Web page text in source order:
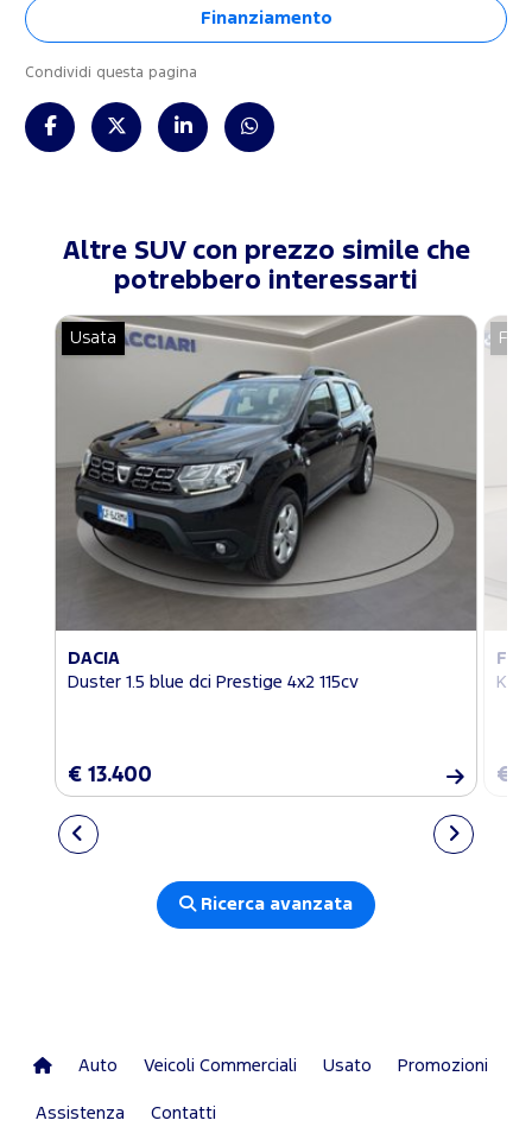
Finanziamento
Condividi questa pagina
Altre SUV con prezzo simile che
potrebbero interessarti
Usata
DACIA
Duster 1.5 blue dci Prestige 4x2 115cv
€ 13.400 €
Ricerca avanzata
Auto Veicoli Commerciali Usato Promozioni
Assistenza Contatti